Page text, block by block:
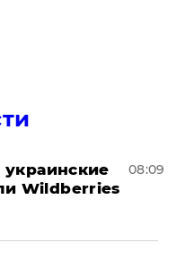
украинские
Wildberries
08:09